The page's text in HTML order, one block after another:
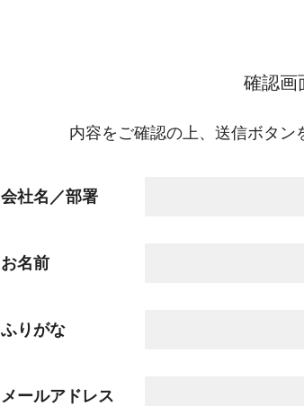
確認画
内容をご確認の上、送信ボタン
会社名／部署
お名前
ふりがな
メールアドレス